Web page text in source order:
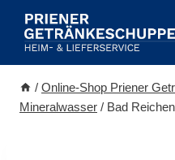
Zum
Inhalt
springen
/ Online-Shop Priener
Mineralwasser / Bad